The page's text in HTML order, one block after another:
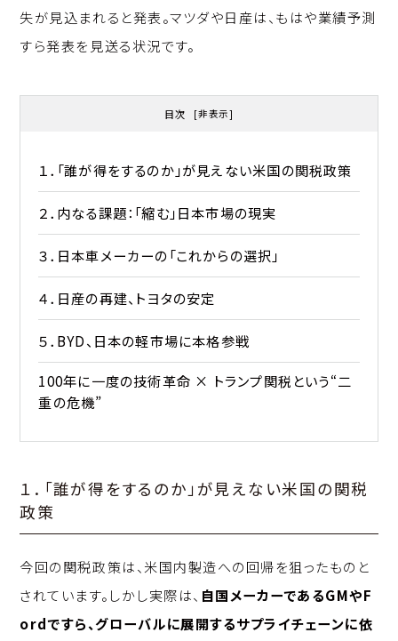
失が見込まれると発表。マツダや日産は、もはや業績予測
すら発表を見送る状況です。
目次 [非表示]
１．「誰が得をするのか」が見えない米国の関税政策
２．内なる課題：「縮む」日本市場の現実
３．日本車メーカーの「これからの選択」
４．日産の再建、トヨタの安定
５．BYD、日本の軽市場に本格参戦
100年に一度の技術革命 × トランプ関税という“二
重の危機”
１．「誰が得をするのか」が見えない米国の関税
政策
今回の関税政策は、米国内製造への回帰を狙ったものと
されています。しかし実際は、 自国メーカーであるGMやF
ordですら、グローバルに展開するサプライチェーンに依